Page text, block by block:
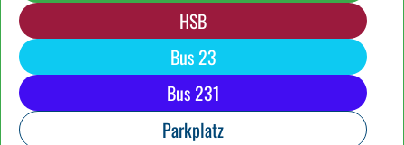
HSB
Bus 23
Bus 231
Parkplatz